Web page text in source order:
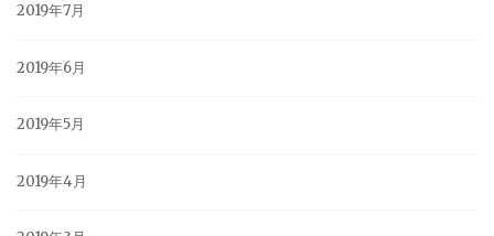
2019年7月
2019年6月
2019年5月
2019年4月